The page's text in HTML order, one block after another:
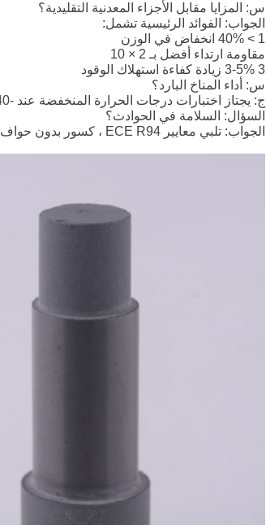
س: المزايا مقابل الأجزاء المعدنية التقليدية؟
الجواب: الفوائد الرئيسية تشمل:
1 > 40% انخفاض في الوزن
مقاومة ارتداء أفضل بـ 2 × 10
3 3-5% زيادة كفاءة استهلاك الوقود
س: أداء المناخ البارد؟
ج: يجتاز اختبارات درجات الحرارة المنخفضة عند -40 درجة مئوية دون تدهور الأداء.
السؤال: السلامة في الحوادث؟
الجواب: تلبي معايير ECE R94 ، كسور بدون حواف حادة.